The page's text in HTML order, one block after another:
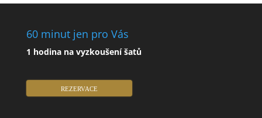
60 minut jen pro Vás
1 hodina na vyzkoušení šatů
REZERVACE